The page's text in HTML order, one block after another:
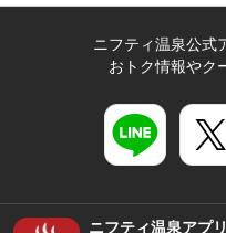
ニフティ温泉公式
おトク情報やク
ニフティ温泉アプリ